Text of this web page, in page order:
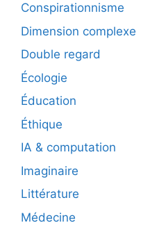
Conspirationnisme
Dimension complexe
Double regard
Écologie
Éducation
Éthique
IA & computation
Imaginaire
Littérature
Médecine